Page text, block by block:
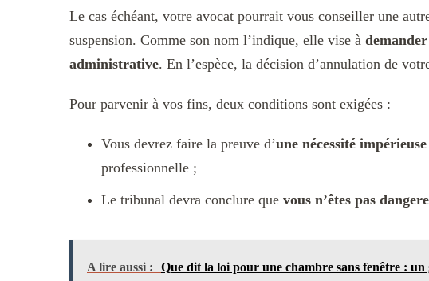
Le cas échéant, votre avocat pourrait vous conseiller une
suspension. Comme son nom l’indique, elle vise à
administrative. En l’espèce, la décision d’annulation de
Pour parvenir à vos fins, deux conditions sont exigées :
Vous devrez faire la preuve d’une nécessité
professionnelle ;
Le tribunal devra conclure que vous n’êtes pas
A lire aussi : Que dit la loi pour une chambre sans fenêtre :